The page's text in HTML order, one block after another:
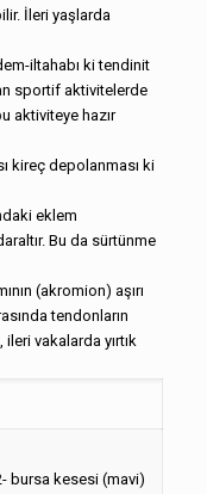
İleri yaşlarda
iltahabı ki tendinit
sportif aktivitelerde
aktiviteye hazır
kireç depolanması ki
eklem
Bu da sürtünme
(akromion) aşırı
tendonların
vakalarda yırtık
bursa kesesi (mavi)